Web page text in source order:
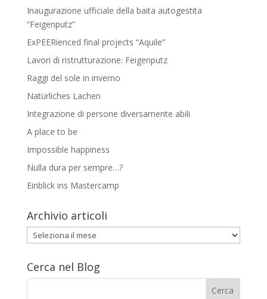
Inaugurazione ufficiale della baita autogestita
“Feigenputz”
ExPEERienced final projects “Aquile”
Lavori di ristrutturazione: Feigenputz
Raggi del sole in inverno
Natürliches Lachen
Integrazione di persone diversamente abili
A place to be
Impossible happiness
Nulla dura per sempre…?
Einblick ins Mastercamp
Archivio articoli
Archivio
articoli
Cerca nel Blog